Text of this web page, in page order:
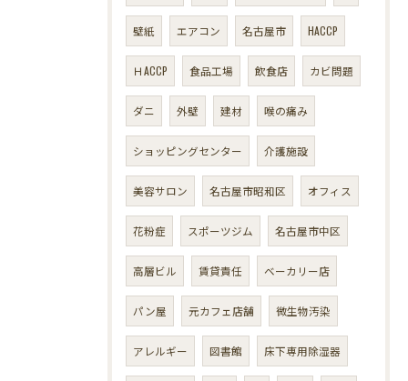
壁紙 エアコン 名古屋市 HACCP
ＨACCP 食品工場 飲食店 カビ問題
ダニ 外壁 建材 喉の痛み
ショッピングセンター 介護施設
美容サロン 名古屋市昭和区 オフィス
花粉症 スポーツジム 名古屋市中区
高層ビル 賃貸責任 ベーカリー店
パン屋 元カフェ店舗 微生物汚染
アレルギー 図書館 床下専用除湿器